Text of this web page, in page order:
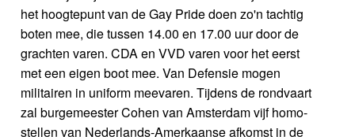
het hoogtepunt van de Gay Pride doen zo'n tachtig
boten mee, die tussen 14.00 en 17.00 uur door de
grachten varen. CDA en VVD varen voor het eerst
met een eigen boot mee. Van Defensie mogen
militairen in uniform meevaren. Tijdens de rondvaart
zal burgemeester Cohen van Amsterdam vijf homo-
stellen van Nederlands-Amerkaanse afkomst in de